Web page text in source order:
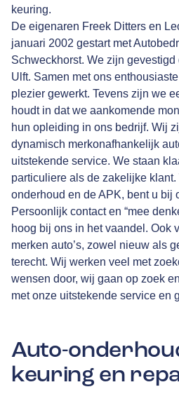
keuring.
De eigenaren Freek Ditters en
januari 2002 gestart met
Schweckhorst. We zijn
Ulft. Samen met ons
plezier gewerkt. Tevens zijn we
houdt in dat we aankomende
hun opleiding in ons bedrijf. Wij
dynamisch merkonafhankelijk
uitstekende service. We staan
particuliere als de zakelijke klant.
onderhoud en de APK, bent u bij
Persoonlijk contact en “mee
hoog bij ons in het vaandel. Ook
merken auto’s, zowel nieuw als
terecht. Wij werken veel met
wensen door, wij gaan op zoek
met onze uitstekende service en
Auto-
keuring en